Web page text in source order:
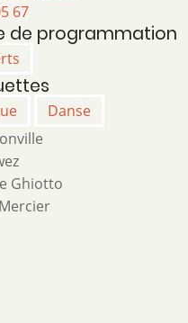
67
de programmation
Danse
Ghiotto